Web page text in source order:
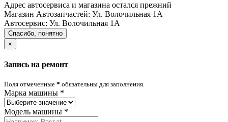
Адрес автосервиса и магазина остался прежний
Магазин Автозапчастей: Ул. Волочильная 1А
Автосервис: Ул. Волочильная 1А
Спасибо, понятно
×
Запись на ремонт
Поля отмеченные * обязательны для заполнения.
Марка машины *
Модель машины *